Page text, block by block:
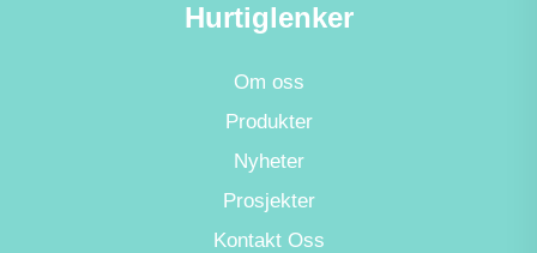
Hurtiglenker
Om oss
Produkter
Nyheter
Prosjekter
Kontakt Oss